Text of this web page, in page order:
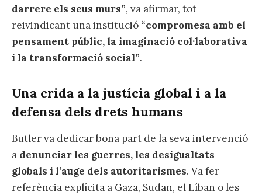
darrere els seus murs”, va afirmar, tot
reivindicant una institució “compromesa amb el
pensament públic, la imaginació col·laborativa
i la transformació social”.
Una crida a la justícia global i a la
defensa dels drets humans
Butler va dedicar bona part de la seva intervenció
a denunciar les guerres, les desigualtats
globals i l’auge dels autoritarismes. Va fer
referència explícita a Gaza, Sudan, el Líban o les